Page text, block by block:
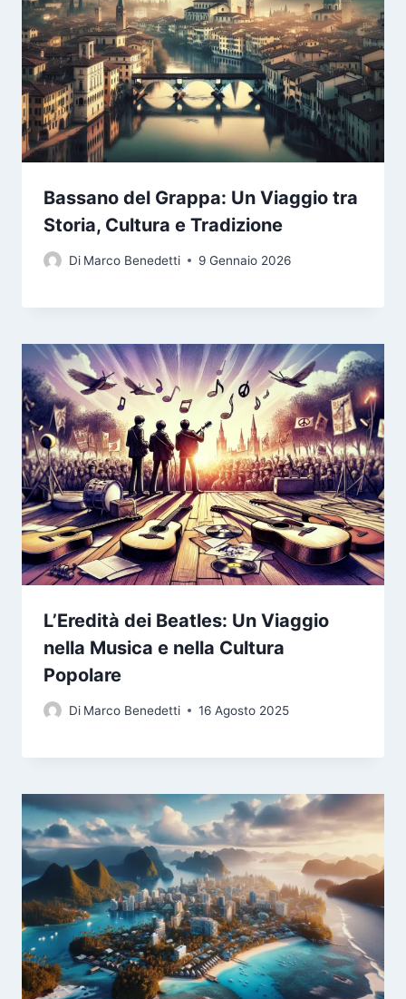
Bassano del Grappa: Un Viaggio tra
Storia, Cultura e Tradizione
Di Marco Benedetti 9 Gennaio 2026
L’Eredità dei Beatles: Un Viaggio
nella Musica e nella Cultura
Popolare
Di Marco Benedetti 16 Agosto 2025